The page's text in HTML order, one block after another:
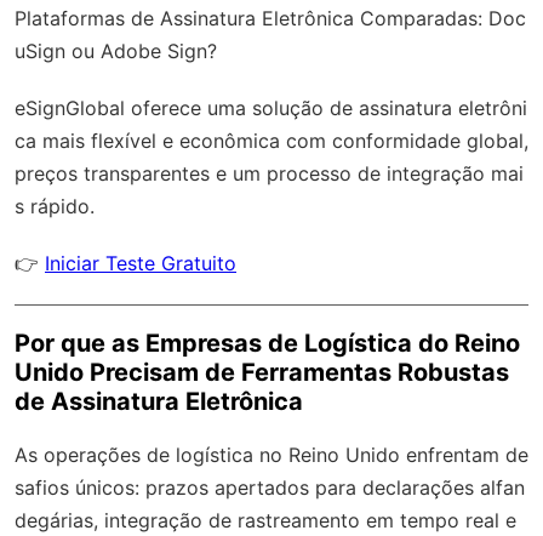
Plataformas de Assinatura Eletrônica Comparadas: Doc
uSign ou Adobe Sign?
eSignGlobal oferece uma solução de assinatura eletrôni
ca mais flexível e econômica com conformidade global,
preços transparentes e um processo de integração mai
s rápido.
👉 Iniciar Teste Gratuito
Por que as Empresas de Logística do Reino
Unido Precisam de Ferramentas Robustas
de Assinatura Eletrônica
As operações de logística no Reino Unido enfrentam de
safios únicos: prazos apertados para declarações alfan
degárias, integração de rastreamento em tempo real e